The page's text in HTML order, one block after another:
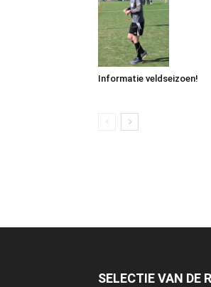
Informatie veldseizoen!
SELECTIE VAN DE